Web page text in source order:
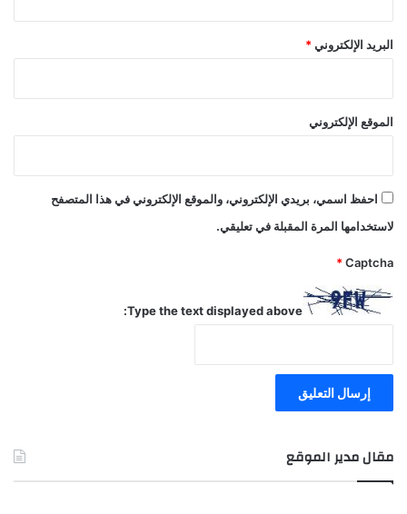
البريد الإلكتروني *
الموقع الإلكتروني
احفظ اسمي، بريدي الإلكتروني، والموقع الإلكتروني في هذا المتصفح
لاستخدامها المرة المقبلة في تعليقي.
Captcha
*
Type the text displayed above:
مقال مدير الموقع